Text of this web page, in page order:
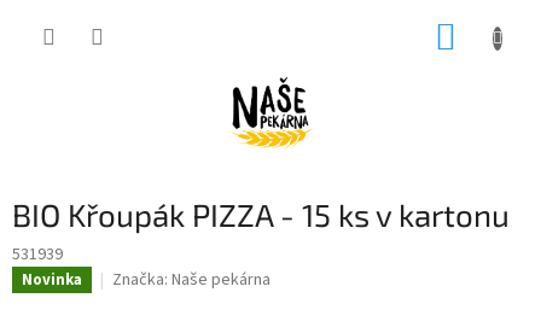
BIO Křoupák PIZZA - 15 ks v kartonu
531939
Novinka Značka: Naše pekárna